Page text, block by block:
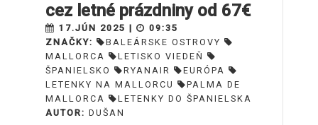
cez letné prázdniny od 67€
17.JÚN 2025 |
09:35
ZNAČKY:
BALEÁRSKE OSTROVY
MALLORCA
LETISKO VIEDEŇ
ŠPANIELSKO
RYANAIR
EURÓPA
LETENKY NA MALLORCU
PALMA DE
MALLORCA
LETENKY DO ŠPANIELSKA
AUTOR: DUŠAN